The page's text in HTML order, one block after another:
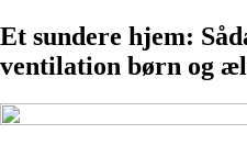
Et sundere hjem:
ventilation børn og